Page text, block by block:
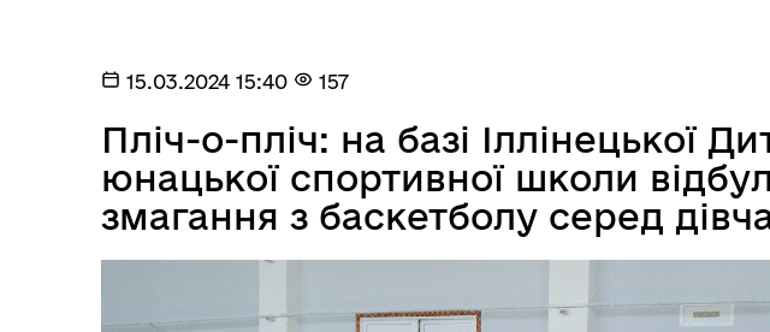
15.03.2024 15:40 157
Пліч-о-пліч: на базі Іллінецької
юнацької спортивної школи
змагання з баскетболу серед